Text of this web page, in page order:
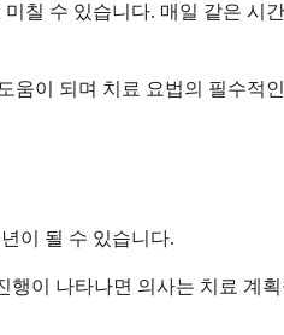
칠 수 있습니다. 매일 같은 시
움이 되며 치료 요법의 필수적
이 될 수 있습니다.
이 나타나면 의사는 치료 계